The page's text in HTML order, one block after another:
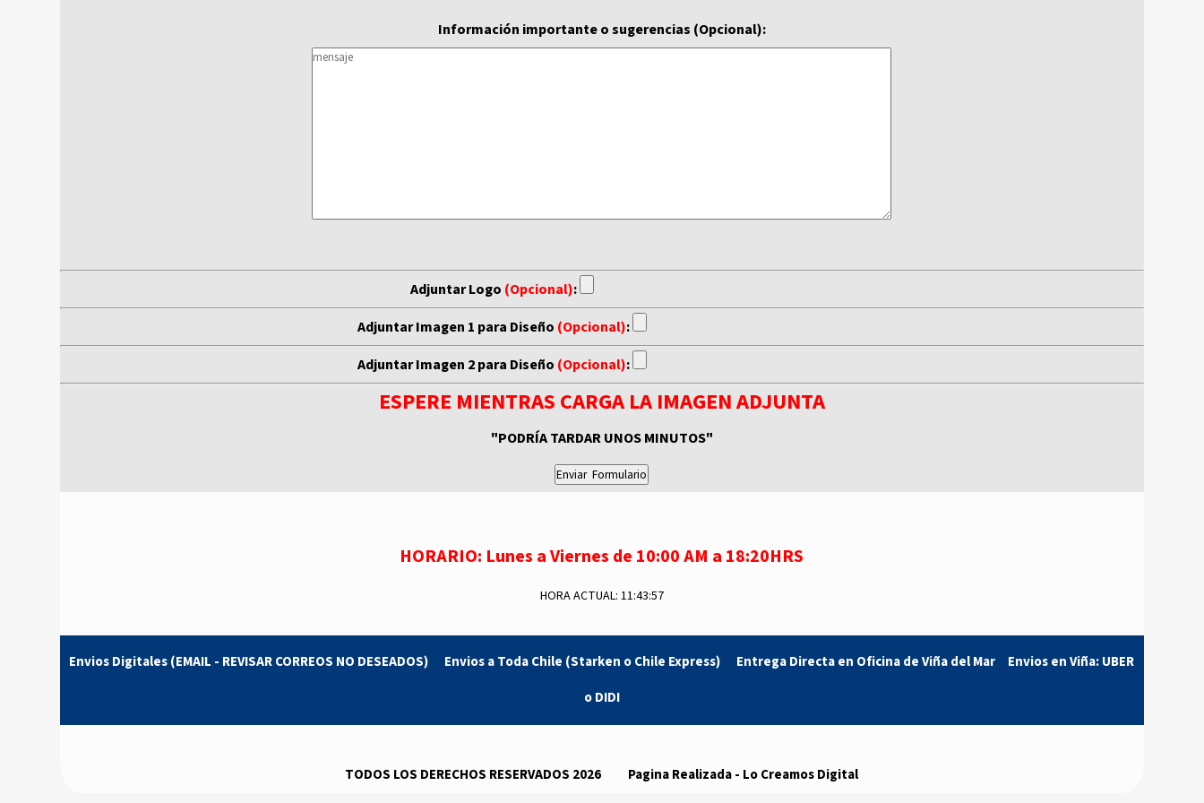
Información importante o sugerencias (Opcional):
Adjuntar Logo (Opcional):
Adjuntar Imagen 1 para Diseño (Opcional):
Adjuntar Imagen 2 para Diseño (Opcional):
ESPERE MIENTRAS CARGA LA IMAGEN ADJUNTA
"PODRÍA TARDAR UNOS MINUTOS"
HORARIO: Lunes a Viernes de 10:00 AM a 18:20HRS
HORA ACTUAL: 11:43:57
Envios Digitales(EMAIL - REVISAR CORREOS NO DESEADOS) Envios a Toda Chile (Starken o Chile Express) Entrega Directa en Oficina de Viña del Mar
Envios en Viña: UBER
o DIDI
TODOS LOS DERECHOS RESERVADOS 2026 Pagina Realizada - Lo Creamos Digital